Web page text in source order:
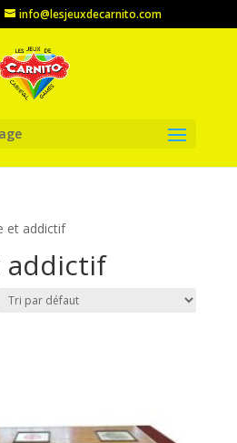
info@lesjeuxdecarnito.com
et addictif
addictif